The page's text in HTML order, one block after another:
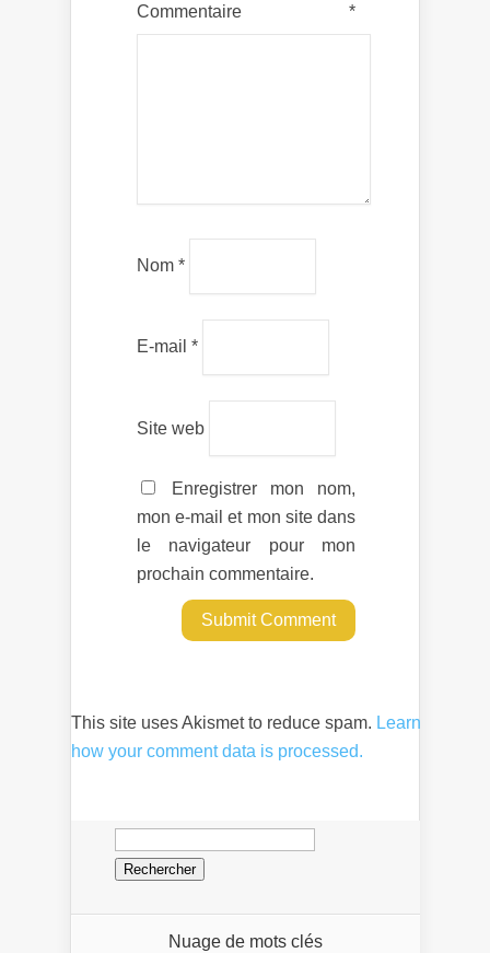
Commentaire *
Nom *
E-mail *
Site web
Enregistrer mon nom,
mon e-mail et mon site dans
le navigateur pour mon
prochain commentaire.
This site uses Akismet to reduce spam. Learn
how your comment data is processed.
Rechercher :
Nuage de mots clés